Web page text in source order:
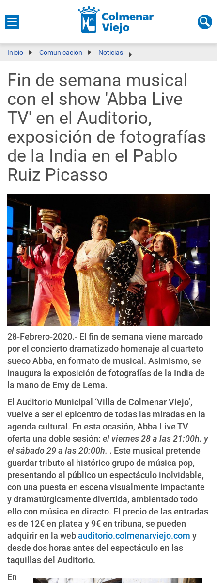
Inicio Comunicación Noticias
Fin de semana musical
con el show 'Abba Live
TV' en el Auditorio,
exposición de fotografías
de la India en el Pablo
Ruiz Picasso
28-Febrero-2020.- El fin de semana viene marcado
por el concierto dramatizado homenaje al cuarteto
sueco Abba, en formato de musical. Asimismo, se
inaugura la exposición de fotografías de la India de
la mano de Emy de Lema.
El Auditorio Municipal ‘Villa de Colmenar Viejo’,
vuelve a ser el epicentro de todas las miradas en la
agenda cultural. En esta ocasión, Abba Live TV
oferta una doble sesión: el viernes 28 a las 21:00h. y
el sábado 29 a las 20:00h. . Este musical pretende
guardar tributo al histórico grupo de música pop,
presentando al público un espectáculo inolvidable,
con una puesta en escena visualmente impactante
y dramatúrgicamente divertida, ambientado todo
ello con música en directo. El precio de las entradas
es de 12€ en platea y 9€ en tribuna, se pueden
adquirir en la webauditorio.colmenarviejo.com y
desde dos horas antes del espectáculo en las
taquillas del Auditorio.
En